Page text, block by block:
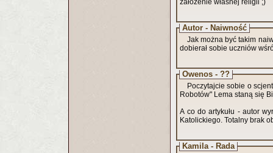
założenie własnej religii ;)
Autor - Naiwność
Jak można być takim
dobierał sobie uczniów
Owenos - ??
Poczytajcie sobie o
Robotów" Lema staną się
A co do artykułu - autor
Katolickiego. Totalny brak
Kamila - Rada